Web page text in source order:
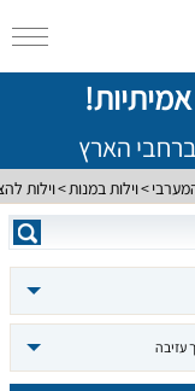
וילות במנות וילות
עזיבה